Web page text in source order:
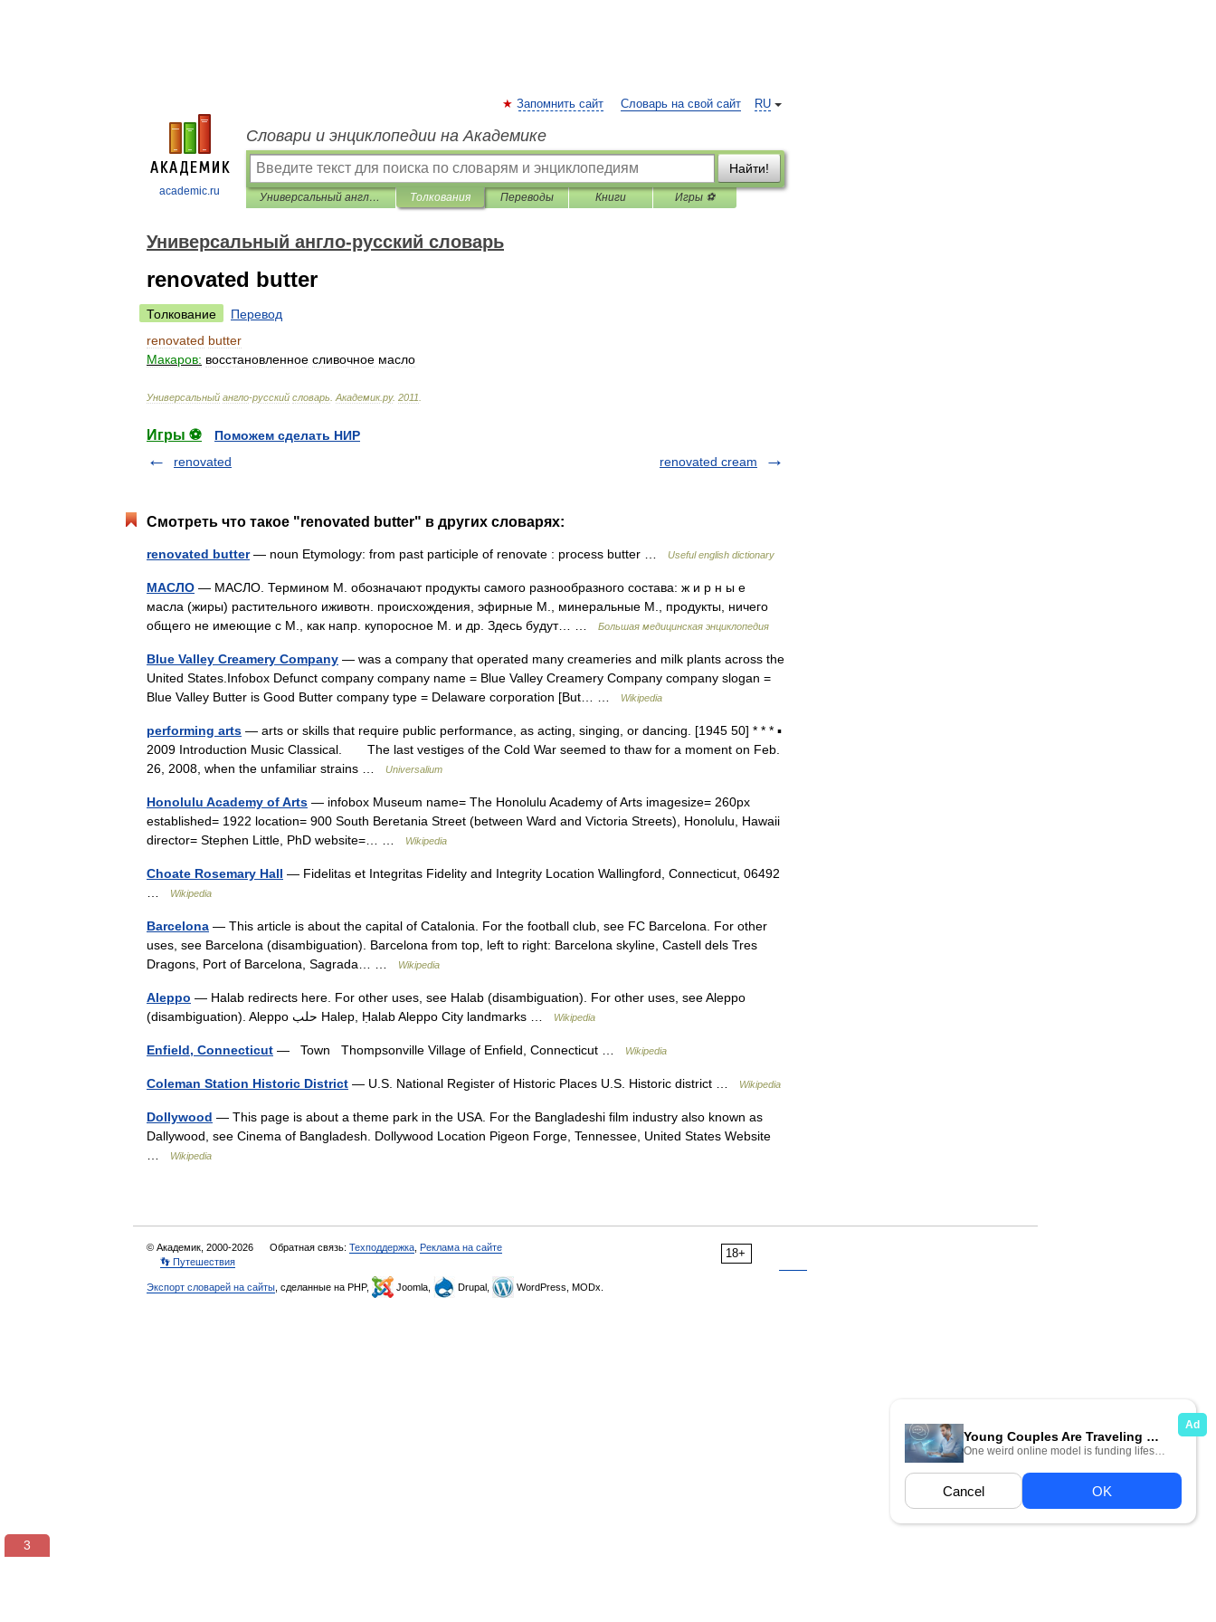
academic.ru
RU
Запомнить сайт Словарь на свой сайт
Словари и энциклопедии на Академике
Найти!
Универсальный англо-русский словарь Толкования Переводы Книги Игры ⚽
Универсальный англо-русский словарь
renovated butter
Толкование
Перевод
renovated butter
Макаров: восстановленное сливочное масло
Универсальный англо-русский словарь Академик.ру. 2011
Игры ⚽
Поможем сделать НИР
renovated
renovated cream
Смотреть что такое "renovated butter" в других словарях:
renovated butter— noun Etymology: from past participle of renovate : process butter … Useful english dictionary
МАСЛО — МАСЛО. Термином М. обозначают продукты самого разнообразного состава: ж и р н ы е
масла (жиры) растительного иживотн. происхождения, эфирные М., минеральные М., продукты, ничего
общего не имеющие с М., как напр. купоросное М. и др. Здесь будут… …
Большая медицинская энциклопедия
Blue Valley Creamery Company — was a company that operated many creameries and milk plants across the
United States.Infobox Defunct company company name = Blue Valley Creamery Company company slogan =
Blue Valley Butter is Good Butter company type = Delaware corporation [But… …
Wikipedia
performing arts — arts or skills that require public performance, as acting, singing, or dancing. [1945 50] * * * ▪
2009 Introduction Music Classical. The last vestiges of the Cold War seemed to thaw for a moment on Feb.
26, 2008, when the unfamiliar strains …
Universalium
Honolulu Academy of Arts — infobox Museum name= The Honolulu Academy of Arts imagesize= 260px
established= 1922 location= 900 South Beretania Street (between Ward and Victoria Streets), Honolulu, Hawaii
director= Stephen Little, PhD website=… …
Wikipedia
Choate Rosemary Hall — Fidelitas et Integritas Fidelity and Integrity Location Wallingford, Connecticut, 06492
Wikipedia
Barcelona — This article is about the capital of Catalonia. For the football club, see FC Barcelona. For other
uses, see Barcelona (disambiguation). Barcelona from top, left to right: Barcelona skyline, Castell dels Tres
Dragons, Port of Barcelona, Sagrada… …
Wikipedia
Aleppo — Halab redirects here. For other uses, see Halab (disambiguation). For other uses, see Aleppo
(disambiguation). Aleppo حلب Halep, Ḥalab Aleppo City landmarks …
Wikipedia
Enfield, Connecticut — Town Thompsonville Village of Enfield, Connecticut … Wikipedia
Coleman Station Historic District — U.S. National Register of Historic Places U.S. Historic district … Wikipedia
Dollywood — This page is about a theme park in the USA. For the Bangladeshi film industry also known as
Dallywood, see Cinema of Bangladesh. Dollywood Location Pigeon Forge, Tennessee, United States Website
Wikipedia
18+
© Академик, 2000-2026 Обратная связь: Техподдержка Реклама на сайте
👣 Путешествия
Экспорт словарей на сайты , сделанные на PHP, Joomla, Drupal, WordPress, MODx.
3